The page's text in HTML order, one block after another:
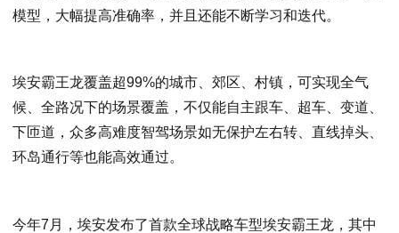
模型，大幅提高准确率，并且还能不断学习和迭代。
埃安霸王龙覆盖超99%的城市、郊区、村镇，可实现全气
候、全路况下的场景覆盖，不仅能自主跟车、超车、变道、
下匝道，众多高难度智驾场景如无保护左右转、直线掉头、
环岛通行等也能高效通过。
今年7月，埃安发布了首款全球战略车型埃安霸王龙，其中